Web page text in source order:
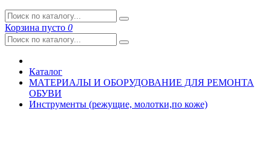
Корзина пусто 0
Каталог
МАТЕРИАЛЫ И ОБОРУДОВАНИЕ ДЛЯ РЕМОНТА
ОБУВИ
Инструменты (режущие, молотки,по коже)